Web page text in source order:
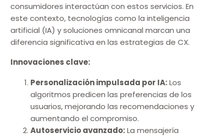
consumidores interactúan con estos servicios. En
este contexto, tecnologías como la inteligencia
artificial (IA) y soluciones omnicanal marcan una
diferencia significativa en las estrategias de CX.
Innovaciones clave:
Personalización impulsada por IA:Los
algoritmos predicen las preferencias de los
usuarios, mejorando las recomendaciones y
aumentando el compromiso.
Autoservicio avanzado:La mensajería